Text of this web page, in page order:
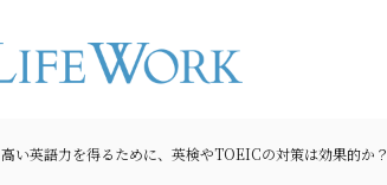
高い英語力を得るために、英検やTOEICの対策は効果的か？